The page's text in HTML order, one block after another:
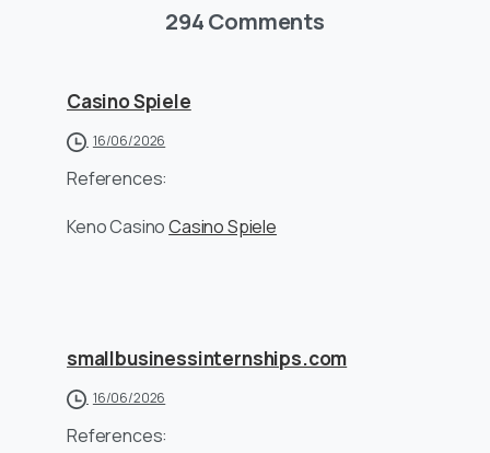
294 Comments
Casino Spiele
16/06/2026
References:
Keno CasinoCasino Spiele
smallbusinessinternships.com
16/06/2026
References: